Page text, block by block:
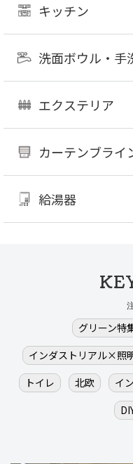
キッチン
洗面ボウル・手
エクステリア
カーテンブライ
給湯器
グリーン特
インダストリアル×照
トイレ
北欧 イ